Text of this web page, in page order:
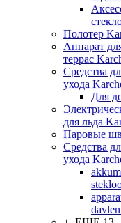
Полотер
Аппарат
террас
Средства
ухода
Для
для льда
Паровые
Средства
ухода